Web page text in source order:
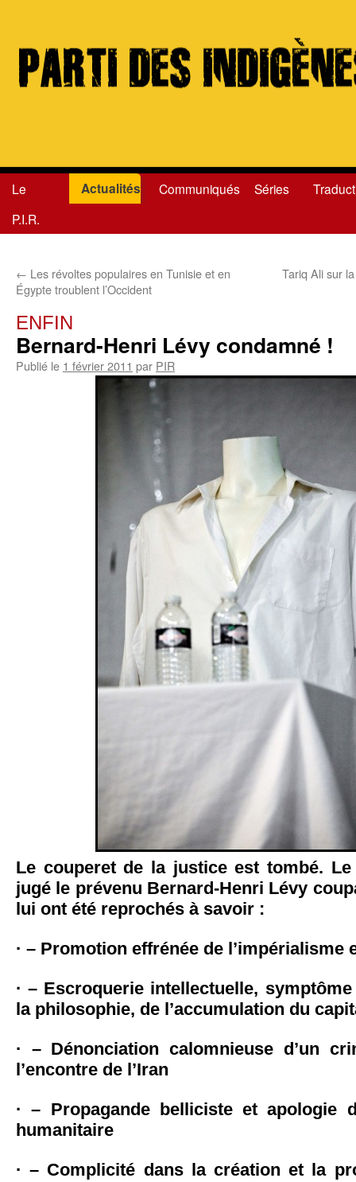
Aller
au
Le
P.I.R.
Actualités Communiqués Séries
← Les révoltes populaires en Tunisie et en
Égypte troublent l’Occident
Tariq Ali sur
ENFIN
Bernard-Henri Lévy condamné !
Publié le 1 février 2011 par PIR
Le couperet de la justice est tombé.
jugé le prévenu Bernard-Henri Lévy
lui ont été reprochés à savoir :
· – Promotion effrénée de l’impérialisme
· – Escroquerie intellectuelle,
la philosophie, de l’accumulation du
· – Dénonciation calomnieuse d’un
l’encontre de l’Iran
· – Propagande belliciste et apologie
humanitaire
· – Complicité dans la création et la